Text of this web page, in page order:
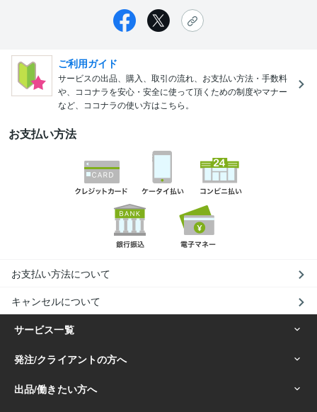
ご利用ガイド
サービスの出品、購入、取引の流れ、お支払い方法・手数料
や、ココナラを安心・安全に使って頂くための制度やマナー
など、ココナラの使い方はこちら。
お支払い方法
お支払い方法について
キャンセルについて